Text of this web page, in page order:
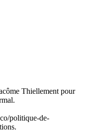
Thiellement pour
politique-de-